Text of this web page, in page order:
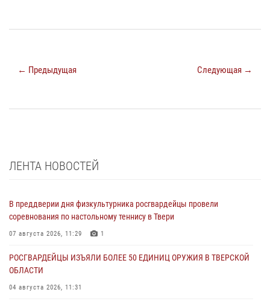
← Предыдущая Следующая →
ЛЕНТА НОВОСТЕЙ
В преддверии дня физкультурника росгвардейцы провели
соревнования по настольному теннису в Твери
07 августа 2026, 11:29 1
РОСГВАРДЕЙЦЫ ИЗЪЯЛИ БОЛЕЕ 50 ЕДИНИЦ ОРУЖИЯ В ТВЕРСКОЙ
ОБЛАСТИ
04 августа 2026, 11:31